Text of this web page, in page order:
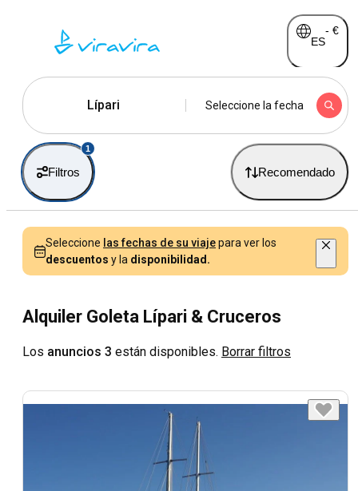
ES
- €
Lípari Seleccione la fecha
Filtros
1
Recomendado
Seleccione las fechas de su viajepara ver los
descuentos y la disponibilidad.
Alquiler Goleta Lípari & Cruceros
Los anuncios 3 están disponibles. Borrar filtros